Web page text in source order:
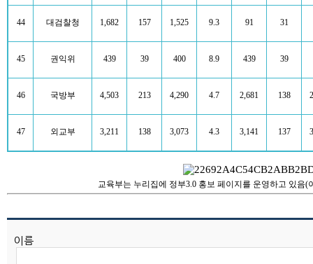
44 대검찰청 1,682 157 1,525 9.3 91 31
45 권익위 439 39 400 8.9 439 39
46 국방부 4,503 213 4,290 4.7 2,681 138
47 외교부 3,211 138 3,073 4.3 3,141 137
교육부는 누리집에 정부3.0 홍보 페이지를 운영하고 있음(
이름